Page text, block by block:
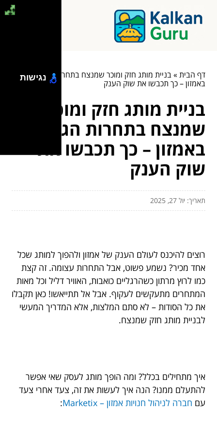
דף הבית»בניית מותג חזק ומוכר שמנצח בתחרות הגוברת
באמזון – כך תכבשו את שוק הענק
בניית מותג חזק ומוכר
שמנצח בתחרות הגוברת
באמזון – כך תכבשו את
שוק הענק
תאריך: יול 27, 2025
רוצים להיכנס לעולם הענק של אמזון ולהפוך למותג שכל
אחד מכיר? נשמע פשוט, אבל התחרות עצומה. זה קצת
כמו לרוץ מרתון כשהרגליים כואבות, האוויר דליל וכל מאות
המתחרים מתעקשים לעקוף. אבל אל תתייאשו! כאן תקבלו
את כל הסודות – לא סתם המלצות, אלא המדריך המעשי
לבניית מותג חזק שמנצח.
איך מתחילים בכלל? ומה הופך מותג לעסק שאי אפשר
להתעלם ממנו? הנה איך לעשות את זה, צעד אחרי צעד
עם חברה לניהול חנויות אמזון – Marketix :
נגישות